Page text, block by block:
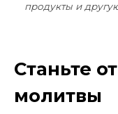
продукты и
Станьте
молитвы